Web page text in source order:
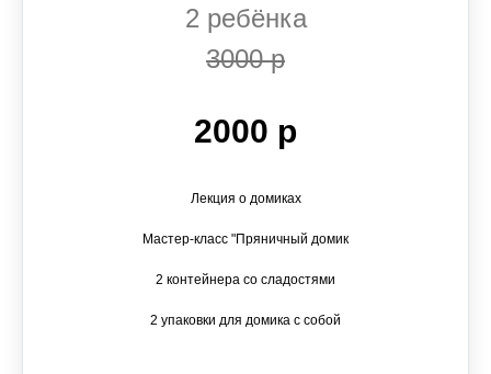
2 ребёнка
3000 р
2000 р
Лекция о домиках
Мастер-класс "Пряничный домик
2 контейнера со сладостями
2 упаковки для домика с собой